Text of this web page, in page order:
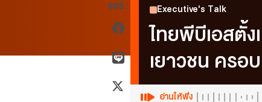
ทุกความสุข...ดูฟรี ไม่มีโฆษณา
The Active
พื้นที่นำเสนอวาระของสังคม
Thai PBS Kids
Thai PBS Podcast
แชร์ : Executive's Talk
ไทยพีบีเอสตั้
เยาวชน ครอ
อ่านให้ฟัง